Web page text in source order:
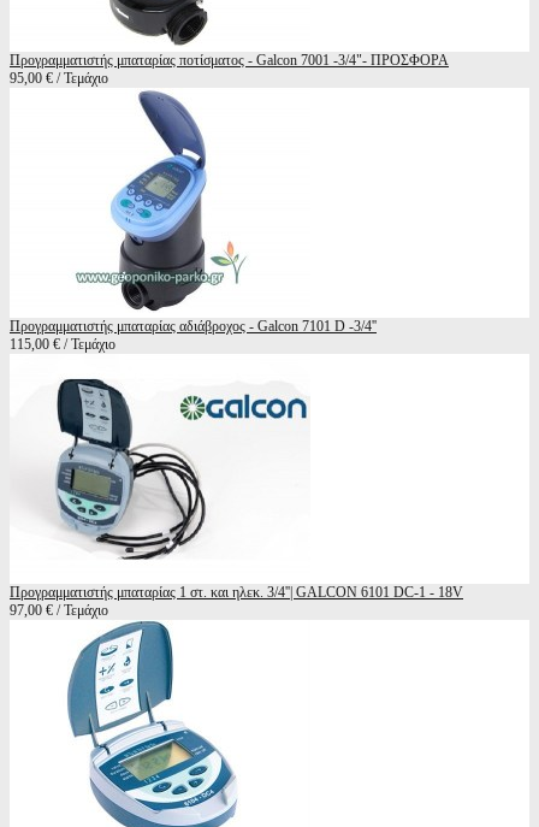
Προγραμματιστής μπαταρίας ποτίσματος - Galcon 7001 -3/4"- ΠΡΟΣΦΟΡΑ
95,00 € / Τεμάχιο
Προγραμματιστής μπαταρίας αδιάβροχος - Galcon 7101 D -3/4''
115,00 € / Τεμάχιο
Προγραμματιστής μπαταρίας 1 στ. και ηλεκ. 3/4''| GALCON 6101 DC-1 - 18V
97,00 € / Τεμάχιο